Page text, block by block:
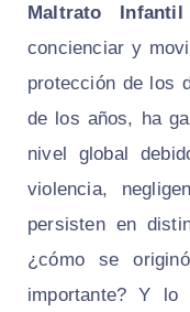
Maltrato Infantil
concienciar y
protección de los
de los años, ha
nivel global
violencia,
persisten en
¿cómo se
importante? Y lo